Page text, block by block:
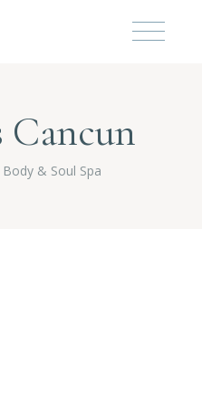
Cancun
Body & Soul Spa